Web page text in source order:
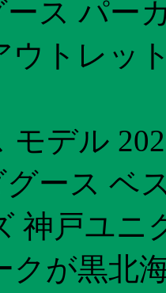
ス パー
ウトレッ
モデル
ース ベ
神戸ユニ
クが黒北